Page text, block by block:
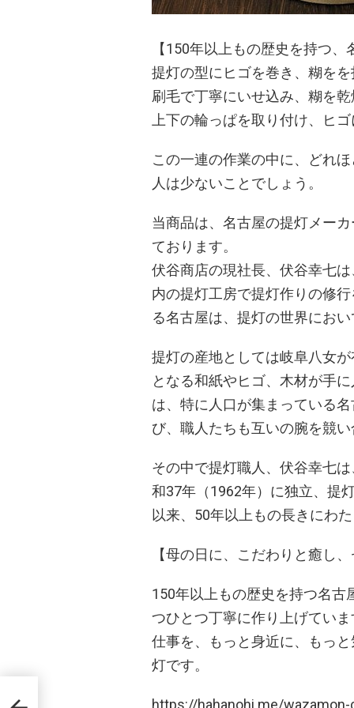
【150年以上もの歴史を持つ
提灯の型にヒゴを巻き、糊を
刷毛で丁寧にいせ込み、糊を
上下の輪っぱを取り付け、ヒ
この一連の作業の中に、どれ
人は少ないことでしょう。
当商品は、名古屋の提灯メー
ております。
伏谷商店の現社長、伏谷幸七
内の提灯工房で提灯作りの修
る名古屋は、提灯の世界にお
提灯の産地としては岐阜八女
となる和紙やヒゴ、木材が手
は、特に人口が集まっている
び、職人たちも互いの腕を競
その中で提灯職人、伏谷幸七
和37年（1962年）に独立、提
以来、50年以上もの長きにわ
【母の日に、こだわりと癒し
150年以上もの歴史を持つ名古
つひとつ丁寧に作り上げてい
仕事を、もっと身近に、もっ
灯です。
https://hahanohi.me/
モ